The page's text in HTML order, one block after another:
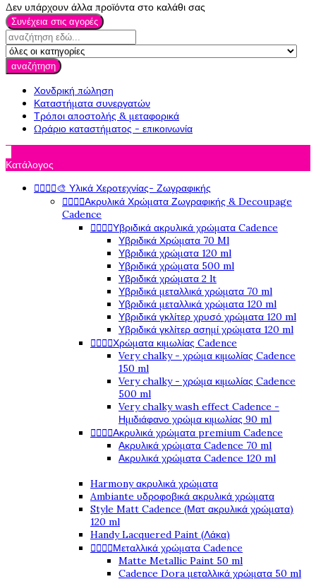
Δεν υπάρχουν άλλα προϊόντα στο καλάθι σας
Συνέχεια στις αγορές
αναζήτηση
Χονδρική πώληση
Καταστήματα συνεργατών
Τρόποι αποστολής & μεταφορικά
Ωράριο καταστήματος - επικοινωνία
Κατάλογος
🎨 Υλικά Χεροτεχνίας- Ζωγραφικής
Ακρυλικά Χρώματα Ζωγραφικής & Decoupage
Cadence
Υβριδικά ακρυλικά χρώματα Cadence
Υβριδικά Χρώματα 70 Ml
Υβριδικά χρώματα 120 ml
Υβριδικά χρώματα 500 ml
Υβριδικά χρώματα 2 lt
Υβριδικά μεταλλικά χρώματα 70 ml
Υβριδικά μεταλλικά χρώματα 120 ml
Υβριδικά γκλίτερ χρυσό χρώματα 120 ml
Υβριδικά γκλίτερ ασημί χρώματα 120 ml
Χρώματα κιμωλίας Cadence
Very chalky - χρώμα κιμωλίας Cadence
150 ml
Very chalky - χρώμα κιμωλίας Cadence
500 ml
Very chalky wash effect Cadence -
Ημιδιάφανο χρώμα κιμωλίας 90 ml
Ακρυλικά χρώματα premium Cadence
Ακρυλικά χρώματα Cadence 70 ml
Ακρυλικά χρώματα Cadence 120 ml
Harmony ακρυλικά χρώματα
Ambiante υδροφοβικά ακρυλικά χρώματα
Style Matt Cadence (Ματ ακρυλικά χρώματα)
120 ml
Handy Lacquered Paint (Λάκα)
Μεταλλικά χρώματα Cadence
Matte Metallic Paint 50 ml
Cadence Dora μεταλλικά χρώματα 50 ml